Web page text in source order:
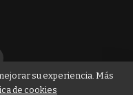
su experiencia. Más
de cookies